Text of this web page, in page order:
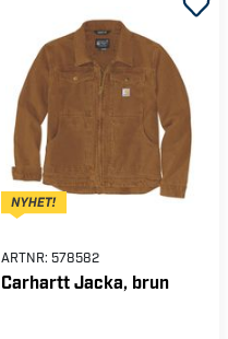
ARTNR: 578582
Carhartt Jacka, brun